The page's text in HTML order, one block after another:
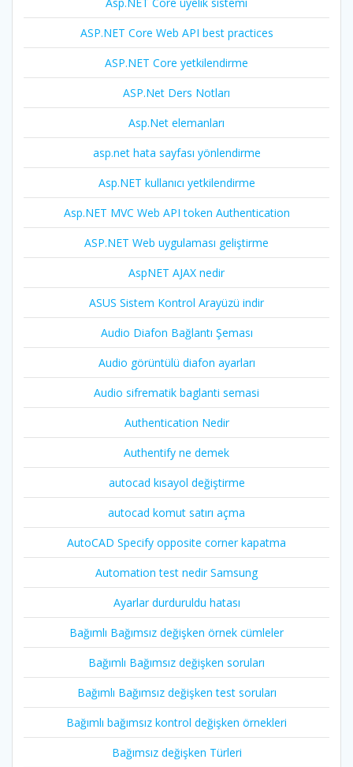
ASP.NET Core Web API best practices
ASP.NET Core yetkilendirme
ASP.Net Ders Notları
Asp.Net elemanları
asp.net hata sayfası yönlendirme
Asp.NET kullanıcı yetkilendirme
Asp.NET MVC Web API token Authentication
ASP.NET Web uygulaması geliştirme
AspNET AJAX nedir
ASUS Sistem Kontrol Arayüzü indir
Audio Diafon Bağlantı Şeması
Audio görüntülü diafon ayarları
Audio sifrematik baglanti semasi
Authentication Nedir
Authentify ne demek
autocad kısayol değiştirme
autocad komut satırı açma
AutoCAD Specify opposite corner kapatma
Automation test nedir Samsung
Ayarlar durduruldu hatası
Bağımlı Bağımsız değişken örnek cümleler
Bağımlı Bağımsız değişken soruları
Bağımlı Bağımsız değişken test soruları
Bağımlı bağımsız kontrol değişken örnekleri
Bağımsız değişken Türleri